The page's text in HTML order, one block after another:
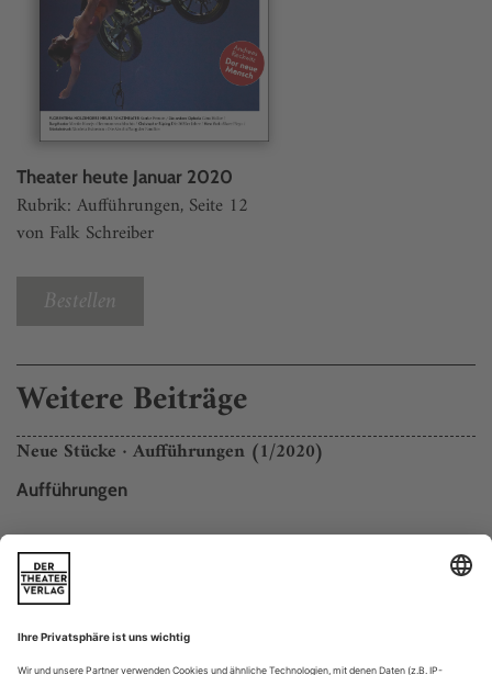
Theater heute Januar 2020
Rubrik: Aufführungen, Seite 12
von Falk Schreiber
Bestellen
Weitere Beiträge
Neue Stücke · Aufführungen (1/2020)
Aufführungen
Im Deutschen Theater Berlin trifft der unermüdlich dreh­
bühnenkreiselnde Ulrich Rasche auf Sarah Kanes letztes
Stück, den ausweglosen Depressionssog von «4.48 Psychose».
der Volksbühne Berlin nach einem Modell für die Welt und